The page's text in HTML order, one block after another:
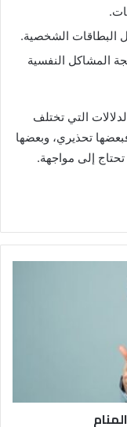
البطاقات الشخصية.
المشاكل النفسية
التي تختلف
تحذيري، وبعضها
إلى مواجهة.